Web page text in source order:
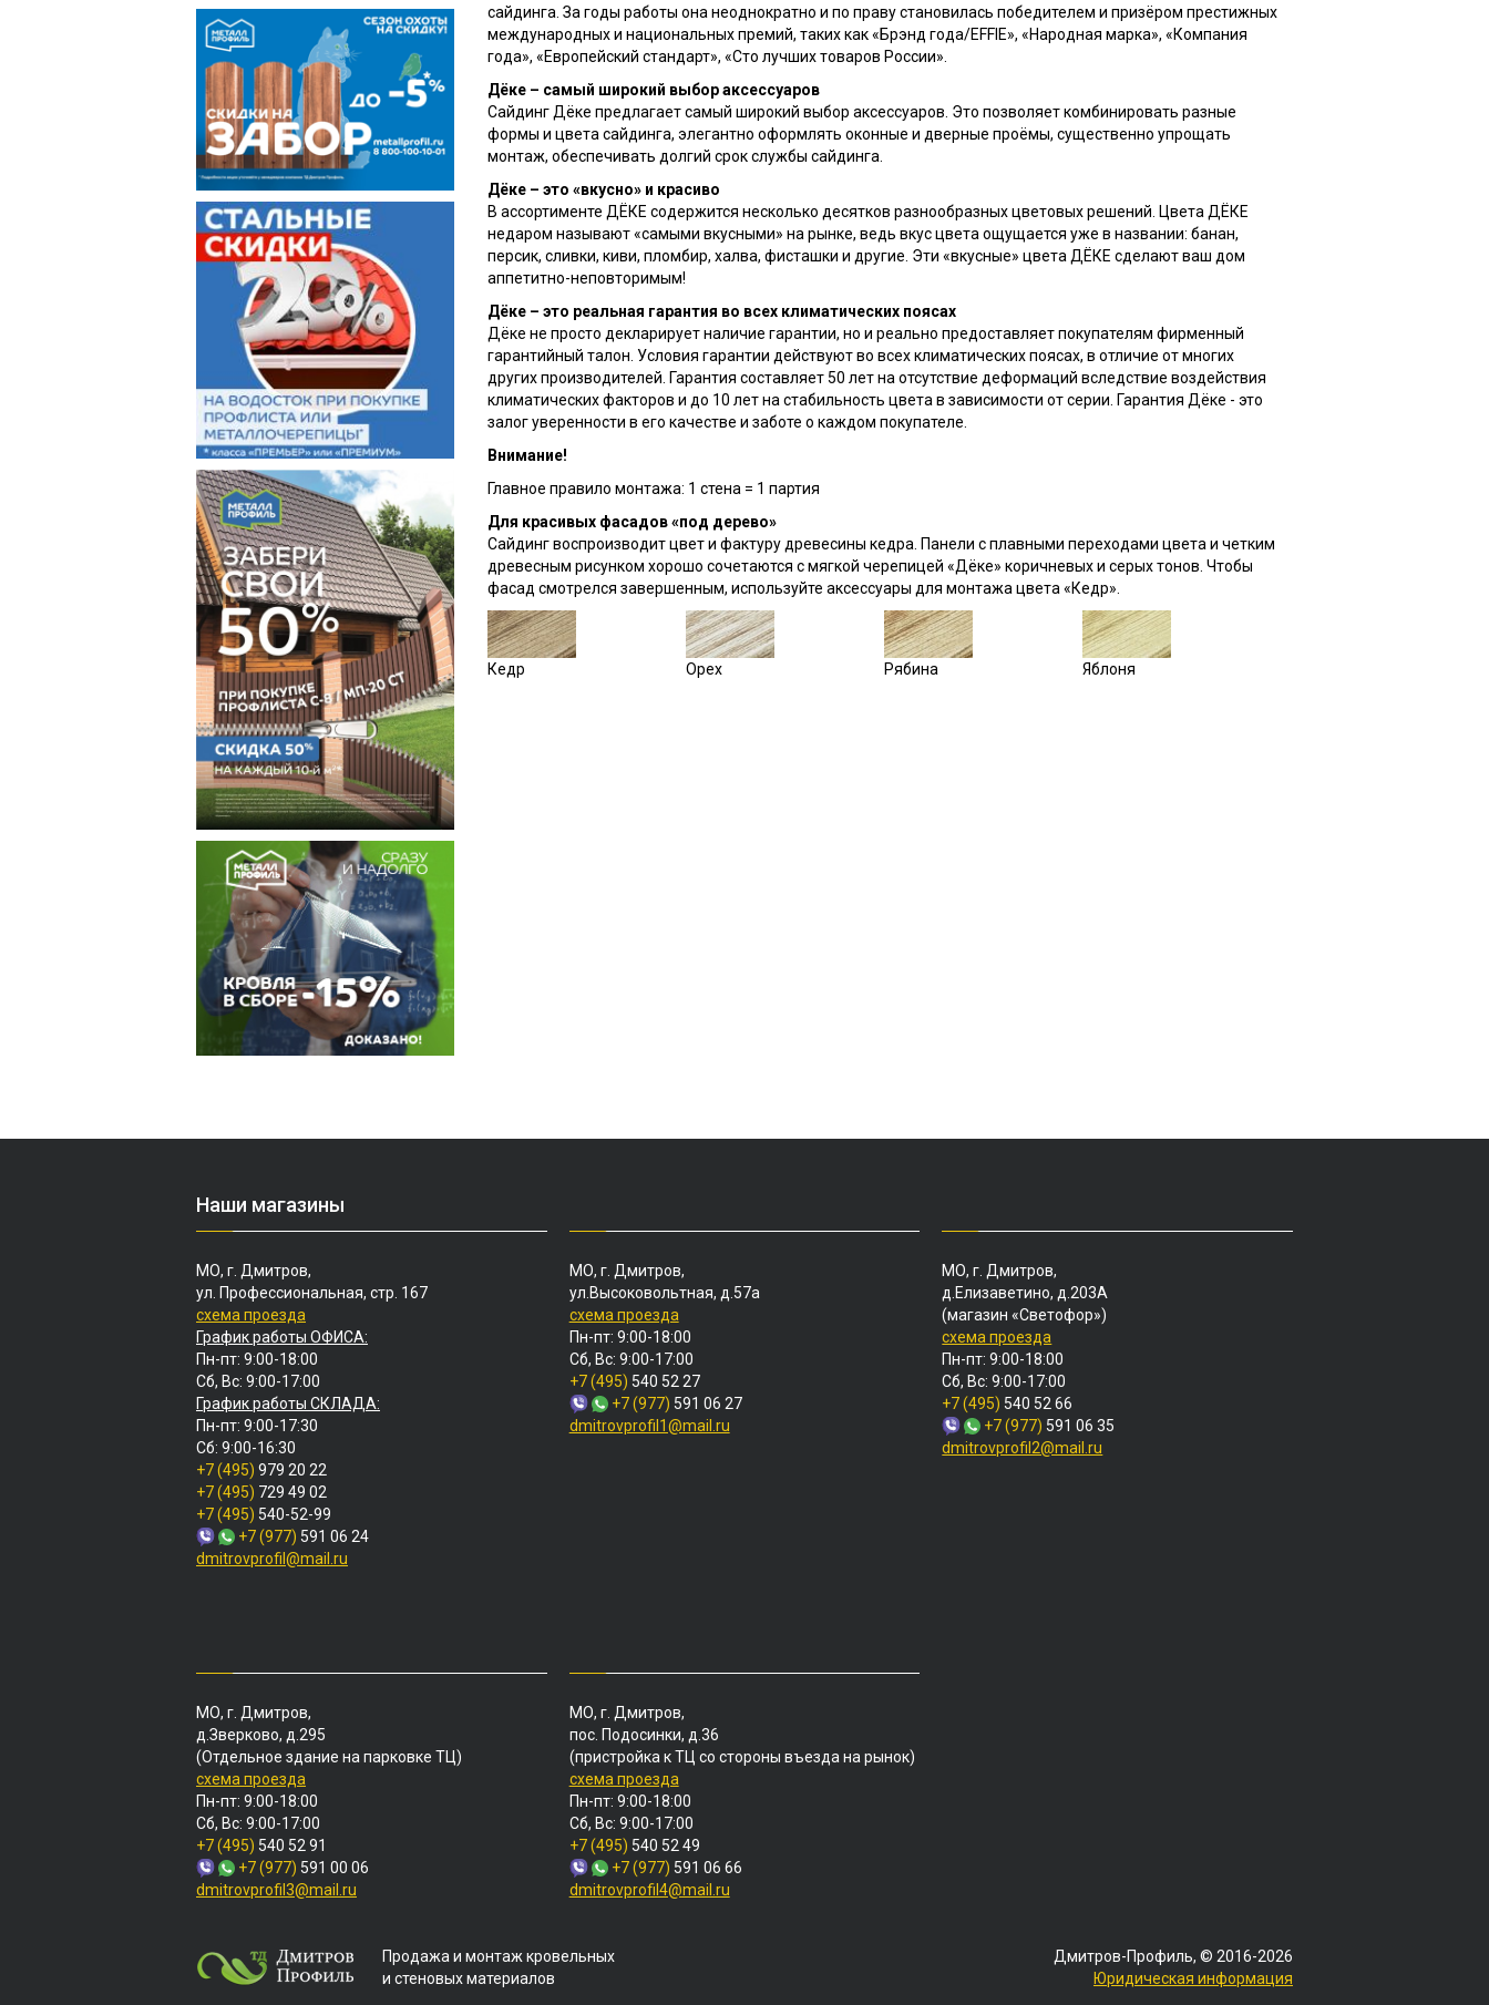
сайдинга. За годы работы она неоднократно и по праву становилась победителем и призёром престижных
международных и национальных премий, таких как «Брэнд года/EFFIE», «Народная марка», «Компания
года», «Европейский стандарт», «Сто лучших товаров России».
Дёке – самый широкий выбор аксессуаров
Сайдинг Дёке предлагает самый широкий выбор аксессуаров. Это позволяет комбинировать разные
формы и цвета сайдинга, элегантно оформлять оконные и дверные проёмы, существенно упрощать
монтаж, обеспечивать долгий срок службы сайдинга.
Дёке – это «вкусно» и красиво
В ассортименте ДЁКЕ содержится несколько десятков разнообразных цветовых решений. Цвета ДЁКЕ
недаром называют «самыми вкусными» на рынке, ведь вкус цвета ощущается уже в названии: банан,
персик, сливки, киви, пломбир, халва, фисташки и другие. Эти «вкусные» цвета ДЁКЕ сделают ваш дом
аппетитно-неповторимым!
Дёке – это реальная гарантия во всех климатических поясах
Дёке не просто декларирует наличие гарантии, но и реально предоставляет покупателям фирменный
гарантийный талон. Условия гарантии действуют во всех климатических поясах, в отличие от многих
других производителей. Гарантия составляет 50 лет на отсутствие деформаций вследствие воздействия
климатических факторов и до 10 лет на стабильность цвета в зависимости от серии. Гарантия Дёке - это
залог уверенности в его качестве и заботе о каждом покупателе.
Внимание!
Главное правило монтажа: 1 стена = 1 партия
Для красивых фасадов «под дерево»
Сайдинг воспроизводит цвет и фактуру древесины кедра. Панели с плавными переходами цвета и четким
древесным рисунком хорошо сочетаются с мягкой черепицей «Дёке» коричневых и серых тонов. Чтобы
фасад смотрелся завершенным, используйте аксессуары для монтажа цвета «Кедр».
Кедр Орех Рябина Яблоня
Наши магазины
МО, г. Дмитров,
ул. Профессиональная, стр. 167
схема проезда
График работы ОФИСА:
Пн-пт: 9:00-18:00
Сб, Вс: 9:00-17:00
График работы СКЛАДА:
Пн-пт: 9:00-17:30
Сб: 9:00-16:30
+7 (495) 979 20 22
+7 (495) 729 49 02
+7 (495) 540-52-99
+7 (977) 591 06 24
dmitrovprofil@mail.ru
МО, г. Дмитров,
ул.Высоковольтная, д.57а
схема проезда
Пн-пт: 9:00-18:00
Сб, Вс: 9:00-17:00
+7 (495) 540 52 27
+7 (977) 591 06 27
dmitrovprofil1@mail.ru
МО, г. Дмитров,
д.Елизаветино, д.203А
(магазин «Светофор»)
схема проезда
Пн-пт: 9:00-18:00
Сб, Вс: 9:00-17:00
+7 (495) 540 52 66
+7 (977) 591 06 35
dmitrovprofil2@mail.ru
МО, г. Дмитров,
д.Зверково, д.295
(Отдельное здание на парковке ТЦ)
схема проезда
Пн-пт: 9:00-18:00
Сб, Вс: 9:00-17:00
+7 (495) 540 52 91
+7 (977) 591 00 06
dmitrovprofil3@mail.ru
МО, г. Дмитров,
пос. Подосинки, д.36
(пристройка к ТЦ со стороны въезда на рынок)
схема проезда
Пн-пт: 9:00-18:00
Сб, Вс: 9:00-17:00
+7 (495) 540 52 49
+7 (977) 591 06 66
dmitrovprofil4@mail.ru
Продажа и монтаж кровельных
и стеновых материалов
Дмитров-Профиль, © 2016-2026
Юридическая информация